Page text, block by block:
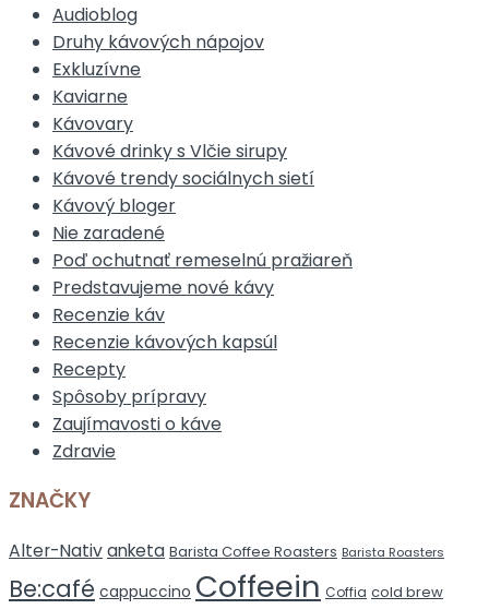
Audioblog
Druhy kávových nápojov
Exkluzívne
Kaviarne
Kávovary
Kávové drinky s Vlčie sirupy
Kávové trendy sociálnych sietí
Kávový bloger
Nie zaradené
Poď ochutnať remeselnú pražiareň
Predstavujeme nové kávy
Recenzie káv
Recenzie kávových kapsúl
Recepty
Spôsoby prípravy
Zaujímavosti o káve
Zdravie
ZNAČKY
Alter-Nativanketa Barista Coffee Roasters Barista Roasters
Be:café cappuccino Coffeein Coffia cold brew